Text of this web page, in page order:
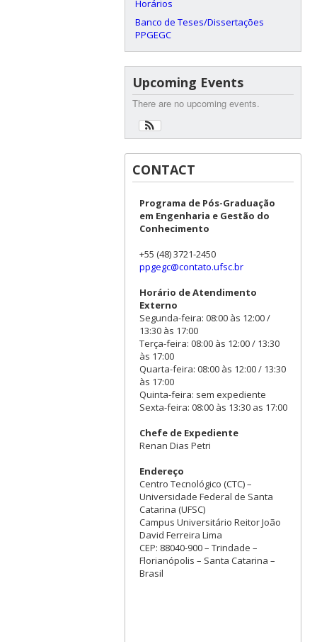
Horários
Banco de Teses/Dissertações
PPGEGC
Upcoming Events
There are no upcoming events.
CONTACT
Programa de Pós-Graduação
em Engenharia e Gestão do
Conhecimento
+55 (48) 3721-2450
ppgegc@contato.ufsc.br
Horário de Atendimento
Externo
Segunda-feira: 08:00 às 12:00 /
13:30 às 17:00
Terça-feira: 08:00 às 12:00 / 13:30
às 17:00
Quarta-feira: 08:00 às 12:00 / 13:30
às 17:00
Quinta-feira: sem expediente
Sexta-feira: 08:00 às 13:30 as 17:00
Chefe de Expediente
Renan Dias Petri
Endereço
Centro Tecnológico (CTC) –
Universidade Federal de Santa
Catarina (UFSC)
Campus Universitário Reitor João
David Ferreira Lima
CEP: 88040-900 – Trindade –
Florianópolis – Santa Catarina –
Brasil